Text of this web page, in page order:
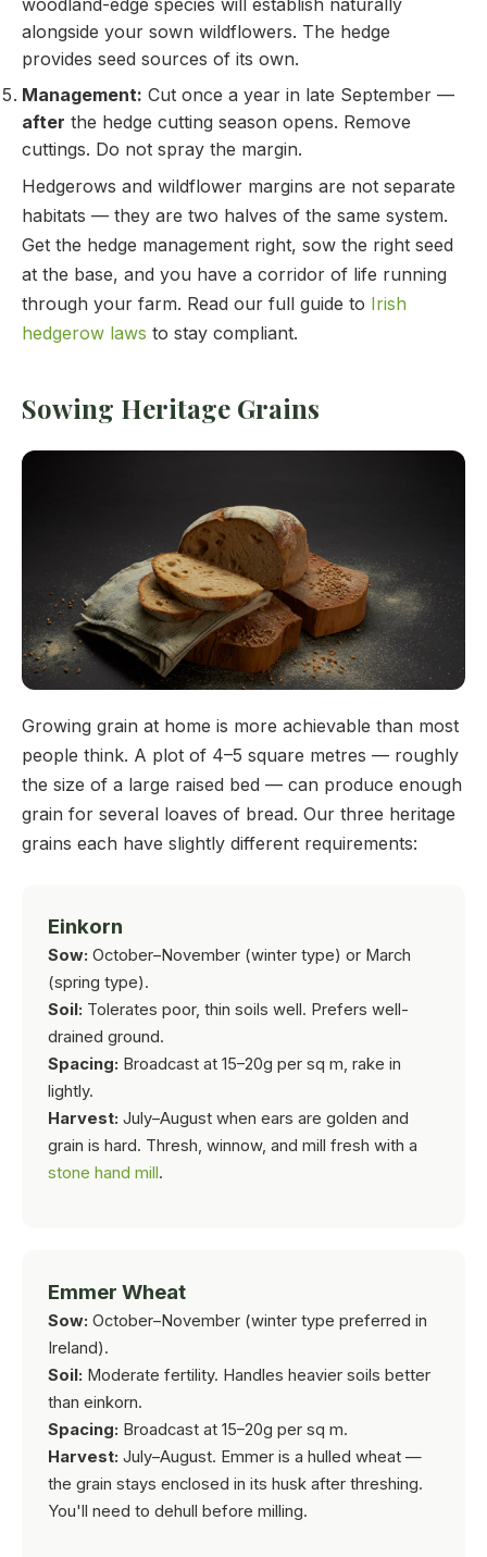
woodland-edge species will establish naturally
alongside your sown wildflowers. The hedge
provides seed sources of its own.
Management: Cut once a year in late September —
after the hedge cutting season opens. Remove
cuttings. Do not spray the margin.
Hedgerows and wildflower margins are not separate
habitats — they are two halves of the same system.
Get the hedge management right, sow the right seed
at the base, and you have a corridor of life running
through your farm. Read our full guide to Irish
hedgerow laws to stay compliant.
Sowing Heritage Grains
Growing grain at home is more achievable than most
people think. A plot of 4–5 square metres — roughly
the size of a large raised bed — can produce enough
grain for several loaves of bread. Our three heritage
grains each have slightly different requirements:
Einkorn
Sow: October–November (winter type) or March
(spring type).
Soil: Tolerates poor, thin soils well. Prefers well-
drained ground.
Spacing: Broadcast at 15–20g per sq m, rake in
lightly.
Harvest: July–August when ears are golden and
grain is hard. Thresh, winnow, and mill fresh with a
stone hand mill.
Emmer Wheat
Sow: October–November (winter type preferred in
Ireland).
Soil: Moderate fertility. Handles heavier soils better
than einkorn.
Spacing: Broadcast at 15–20g per sq m.
Harvest: July–August. Emmer is a hulled wheat —
the grain stays enclosed in its husk after threshing.
You'll need to dehull before milling.